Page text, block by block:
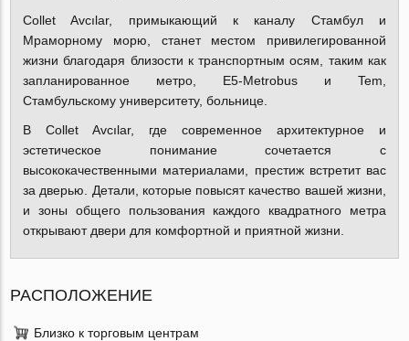
Collet Avcılar, примыкающий к каналу Стамбул и
Мраморному морю, станет местом привилегированной
жизни благодаря близости к транспортным осям, таким как
запланированное метро, E5-Metrobus и Tem,
Стамбульскому университету, больнице.
В Collet Avcılar, где современное архитектурное и
эстетическое понимание сочетается с
высококачественными материалами, престиж встретит вас
за дверью. Детали, которые повысят качество вашей жизни,
и зоны общего пользования каждого квадратного метра
открывают двери для комфортной и приятной жизни.
РАСПОЛОЖЕНИЕ
Близко к торговым центрам